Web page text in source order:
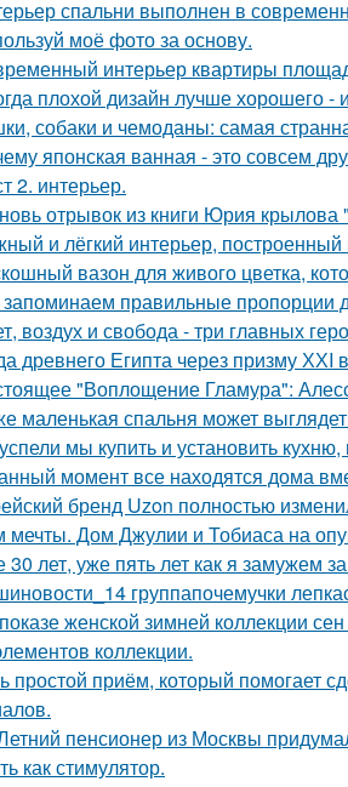
спальни выполнен в
моё фото за основу.
интерьер квартиры
плохой дизайн лучше хорошего -
собаки и чемоданы: самая
японская ванная - это совсем
2. интерьер.
отрывок из книги Юрия крылова
и лёгкий интерьер,
вазон для живого цветка,
правильные пропорции
воздух и свобода - три главных
древнего Египта через призму ХХI
"Воплощение Гламура":
маленькая спальня может
мы купить и установить
момент все находятся дома
бренд Uzon полностью
мечты. Дом Джулии и Тобиаса на
30 лет, уже пять лет как я замужем
группапочемучки
женской зимней коллекции
коллекции.
простой приём, который помогает
пенсионер из Москвы
как стимулятор.